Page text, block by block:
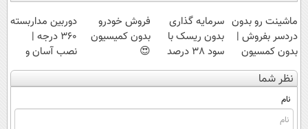
ماشینت رو بدون
دردسر بفروش |
بدون کمسیون
😍
سرمایه گذاری
بدون ریسک با
سود 38 درصد
سالانه📈
فروش خودرو
بدون کمیسیون
😍
دوربین مداربسته
360 درجه |
نصب آسان و
راحت
نظر شما
نام